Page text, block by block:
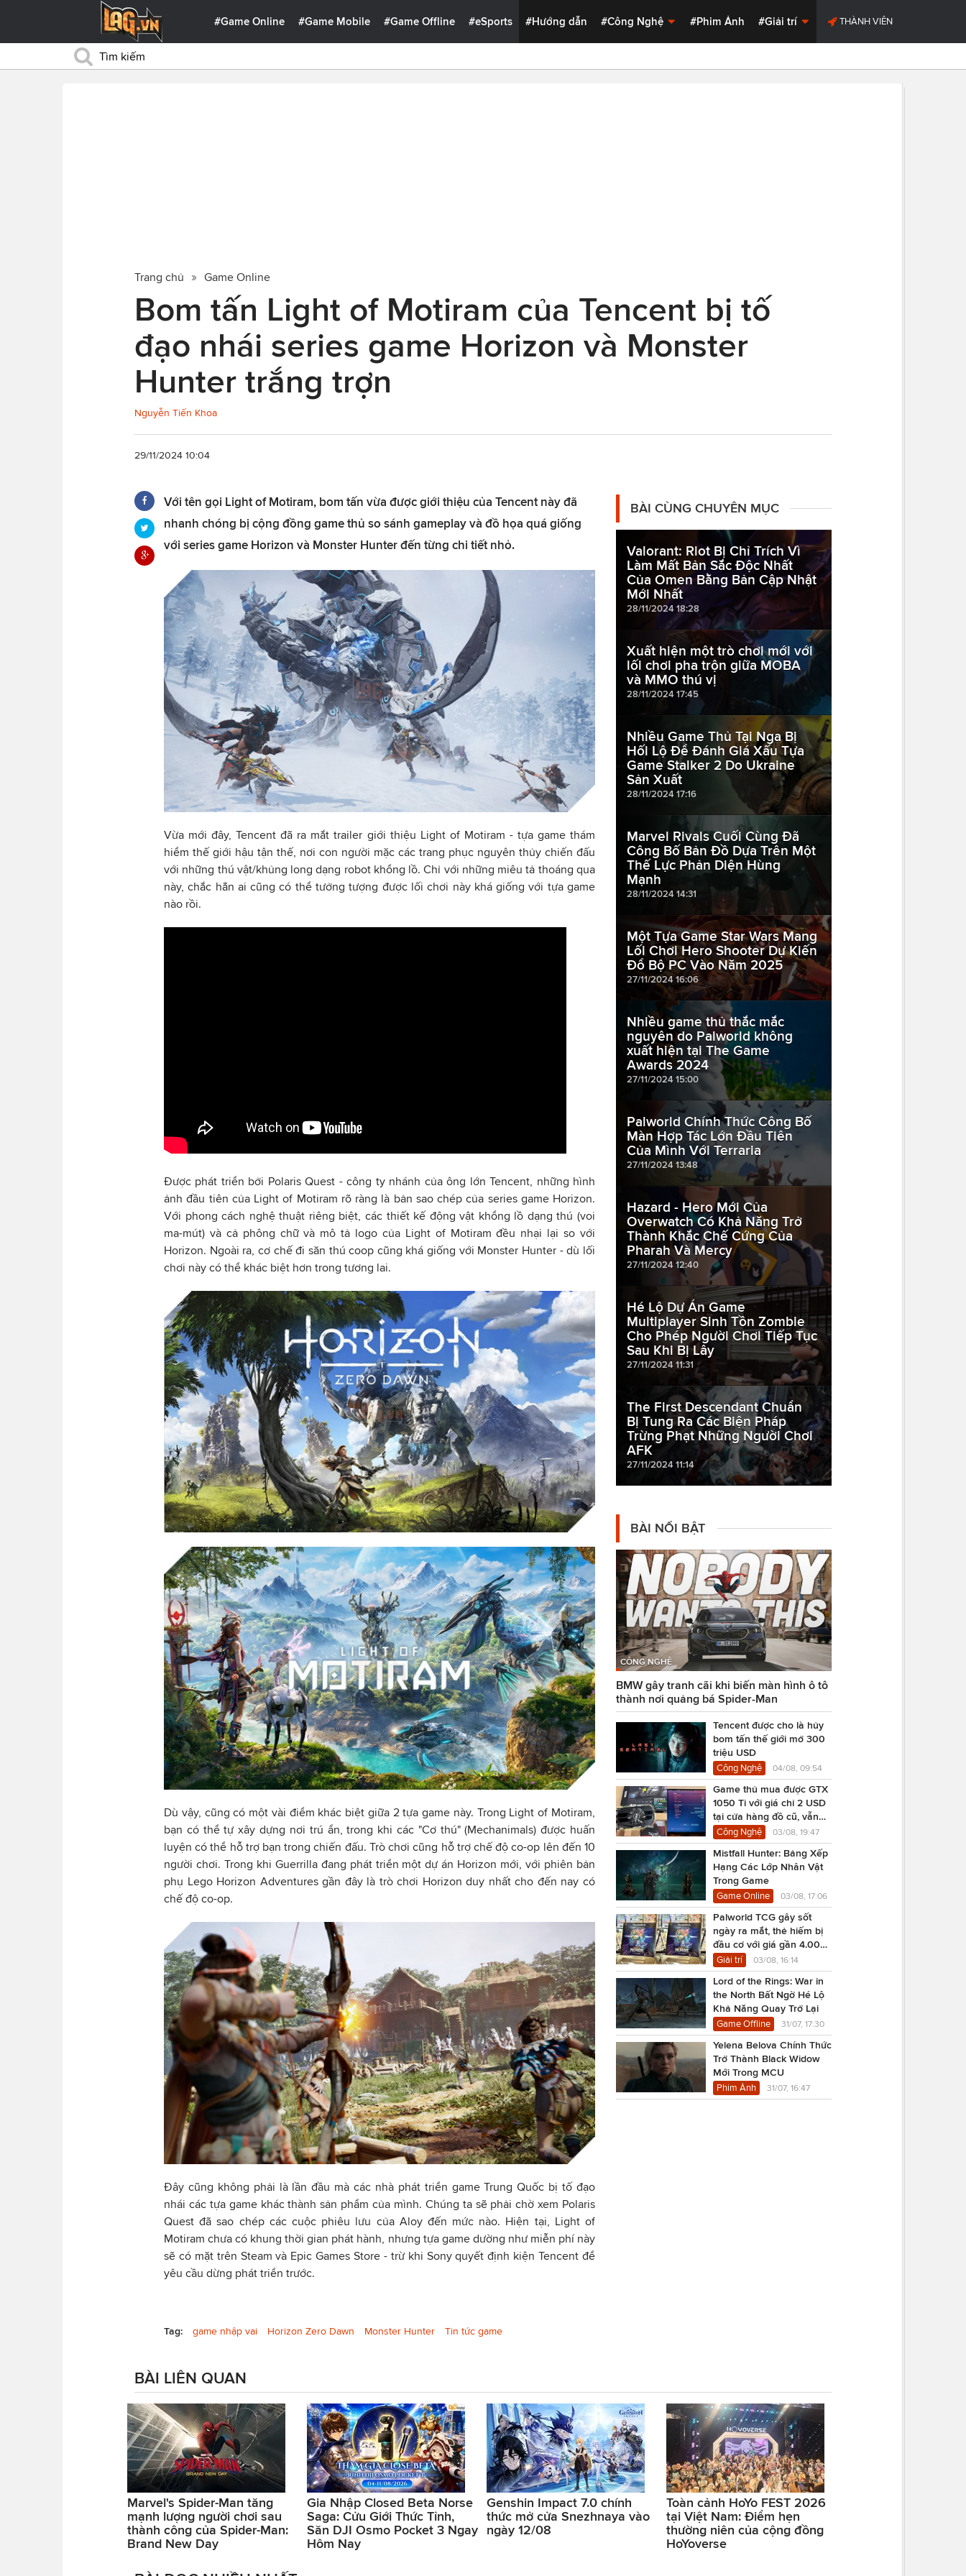
#Game Online #Game Mobile #Game Offline #eSports #Hướng dẫn #Công Nghệ #Phim Ảnh #Giải trí THÀNH VIÊN
Trang chủ Game Online
Bom tấn Light of Motiram của Tencent bị tố
đạo nhái series game Horizon và Monster
Hunter trắng trợn
Nguyễn Tiến Khoa
29/11/2024 10:04
Với tên gọi Light of Motiram, bom tấn vừa được giới thiệu của Tencent này đã
nhanh chóng bị cộng đồng game thủ so sánh gameplay và đồ họa quá giống
với series game Horizon và Monster Hunter đến từng chi tiết nhỏ.
Vừa mới đây, Tencent đã ra mắt trailer giới thiệu Light of Motiram - tựa game thám
hiểm thế giới hậu tận thế, nơi con người mặc các trang phục nguyên thủy chiến đấu
với những thú vật/khủng long dạng robot khổng lồ. Chỉ với những miêu tả thoáng qua
này, chắc hẳn ai cũng có thể tưởng tượng được lối chơi này khá giống với tựa game
nào rồi.
Được phát triển bởi Polaris Quest - công ty nhánh của ông lớn Tencent, những hình
ảnh đầu tiên của Light of Motiram rõ ràng là bản sao chép của series game Horizon.
Với phong cách nghệ thuật riêng biệt, các thiết kế động vật khổng lồ dạng thú (voi
ma-mút) và cả phông chữ và mô tả logo của Light of Motiram đều nhại lại so với
Horizon. Ngoài ra, cơ chế đi săn thú coop cũng khá giống với Monster Hunter - dù lối
chơi này có thể khác biệt hơn trong tương lai.
Dù vậy, cũng có một vài điểm khác biệt giữa 2 tựa game này. Trong Light of Motiram,
bạn có thể tự xây dựng nơi trú ẩn, trong khi các "Cơ thú" (Mechanimals) được huấn
luyện có thể hỗ trợ bạn trong chiến đấu. Trò chơi cũng hỗ trợ chế độ co-op lên đến 10
người chơi. Trong khi Guerrilla đang phát triển một dự án Horizon mới, với phiên bản
phụ Lego Horizon Adventures gần đây là trò chơi Horizon duy nhất cho đến nay có
chế độ co-op.
Đây cũng không phải là lần đầu mà các nhà phát triển game Trung Quốc bị tố đạo
nhái các tựa game khác thành sản phẩm của mình. Chúng ta sẽ phải chờ xem Polaris
Quest đã sao chép các cuộc phiêu lưu của Aloy đến mức nào. Hiện tại, Light of
Motiram chưa có khung thời gian phát hành, nhưng tựa game dường như miễn phí này
sẽ có mặt trên Steam và Epic Games Store - trừ khi Sony quyết định kiện Tencent để
yêu cầu dừng phát triển trước.
Tag: game nhập vai Horizon Zero Dawn Monster Hunter Tin tức game
BÀI CÙNG CHUYÊN MỤC
Valorant: Riot Bị Chỉ Trích Vì
Làm Mất Bản Sắc Độc Nhất
Của Omen Bằng Bản Cập Nhật
Mới Nhất
28/11/2024 18:28
Xuất hiện một trò chơi mới với
lối chơi pha trộn giữa MOBA
và MMO thú vị
28/11/2024 17:45
Nhiều Game Thủ Tại Nga Bị
Hối Lộ Để Đánh Giá Xấu Tựa
Game Stalker 2 Do Ukraine
Sản Xuất
28/11/2024 17:16
Marvel Rivals Cuối Cùng Đã
Công Bố Bản Đồ Dựa Trên Một
Thế Lực Phản Diện Hùng
Mạnh
28/11/2024 14:31
Một Tựa Game Star Wars Mang
Lối Chơi Hero Shooter Dự Kiến
Đổ Bộ PC Vào Năm 2025
27/11/2024 16:06
Nhiều game thủ thắc mắc
nguyên do Palworld không
xuất hiện tại The Game
Awards 2024
27/11/2024 15:00
Palworld Chính Thức Công Bố
Màn Hợp Tác Lớn Đầu Tiên
Của Mình Với Terraria
27/11/2024 13:48
Hazard - Hero Mới Của
Overwatch Có Khả Năng Trở
Thành Khắc Chế Cứng Của
Pharah Và Mercy
27/11/2024 12:40
Hé Lộ Dự Án Game
Multiplayer Sinh Tồn Zombie
Cho Phép Người Chơi Tiếp Tục
Sau Khi Bị Lây
27/11/2024 11:31
The First Descendant Chuẩn
Bị Tung Ra Các Biện Pháp
Trừng Phạt Những Người Chơi
AFK
27/11/2024 11:14
BÀI NỔI BẬT
CÔNG NGHỆ
BMW gây tranh cãi khi biến màn hình ô tô
thành nơi quảng bá Spider-Man
Tencent được cho là hủy
bom tấn thế giới mở 300
triệu USD
Công Nghệ 04/08, 09:54
Game thủ mua được GTX
1050 Ti với giá chỉ 2 USD
tại cửa hàng đồ cũ, vẫn
chạy Cyberpunk 2077
Công Nghệ 03/08, 19:47
Mistfall Hunter: Bảng Xếp
Hạng Các Lớp Nhân Vật
Trong Game
Game Online 03/08, 17:06
Palworld TCG gây sốt
ngày ra mắt, thẻ hiếm bị
đầu cơ với giá gần 4.000
USD
Giải trí 03/08, 16:14
Lord of the Rings: War in
the North Bất Ngờ Hé Lộ
Khả Năng Quay Trở Lại
Game Offline 31/07, 17:30
Yelena Belova Chính Thức
Trở Thành Black Widow
Mới Trong MCU
Phim Ảnh 31/07, 16:47
BÀI LIÊN QUAN
Marvel's Spider-Man tăng
mạnh lượng người chơi sau
thành công của Spider-Man:
Brand New Day
Gia Nhập Closed Beta Norse
Saga: Cửu Giới Thức Tỉnh,
Săn DJI Osmo Pocket 3 Ngay
Hôm Nay
Genshin Impact 7.0 chính
thức mở cửa Snezhnaya vào
ngày 12/08
Toàn cảnh HoYo FEST 2026
tại Việt Nam: Điểm hẹn
thường niên của cộng đồng
HoYoverse